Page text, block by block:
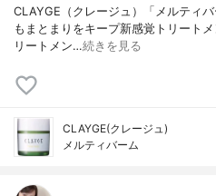
CLAYGE（クレージュ）「メルティ
もまとまりをキープ新感覚トリート
リートメン…続きを見る
CLAYGE(クレージュ)
メルティバーム